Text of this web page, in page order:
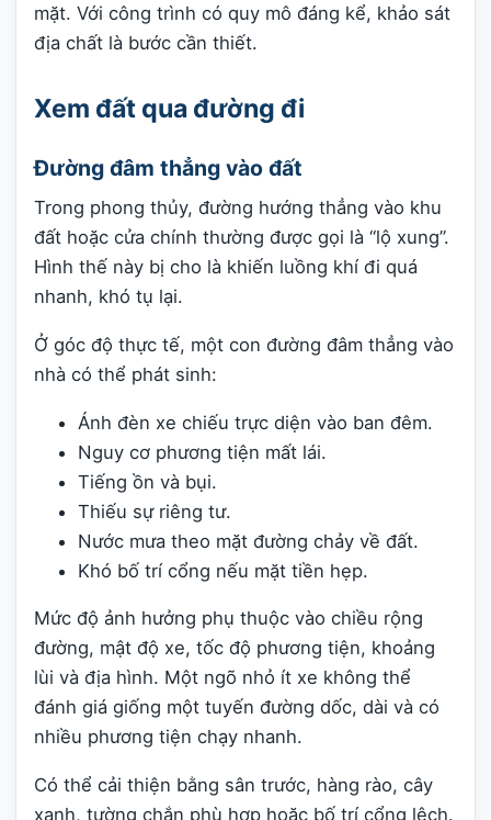
mặt. Với công trình có quy mô đáng kể, khảo sát
địa chất là bước cần thiết.
Xem đất qua đường đi
Đường đâm thẳng vào đất
Trong phong thủy, đường hướng thẳng vào khu
đất hoặc cửa chính thường được gọi là “lộ xung”.
Hình thế này bị cho là khiến luồng khí đi quá
nhanh, khó tụ lại.
Ở góc độ thực tế, một con đường đâm thẳng vào
nhà có thể phát sinh:
Ánh đèn xe chiếu trực diện vào ban đêm.
Nguy cơ phương tiện mất lái.
Tiếng ồn và bụi.
Thiếu sự riêng tư.
Nước mưa theo mặt đường chảy về đất.
Khó bố trí cổng nếu mặt tiền hẹp.
Mức độ ảnh hưởng phụ thuộc vào chiều rộng
đường, mật độ xe, tốc độ phương tiện, khoảng
lùi và địa hình. Một ngõ nhỏ ít xe không thể
đánh giá giống một tuyến đường dốc, dài và có
nhiều phương tiện chạy nhanh.
Có thể cải thiện bằng sân trước, hàng rào, cây
xanh, tường chắn phù hợp hoặc bố trí cổng lệch.